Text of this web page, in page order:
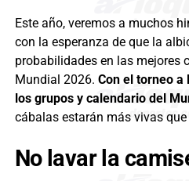
Este año, veremos a muchos
con la esperanza de que la
probabilidades en las mejores
Mundial 2026. Con el torneo a
los grupos y calendario del
cábalas estarán más vivas
No lavar la